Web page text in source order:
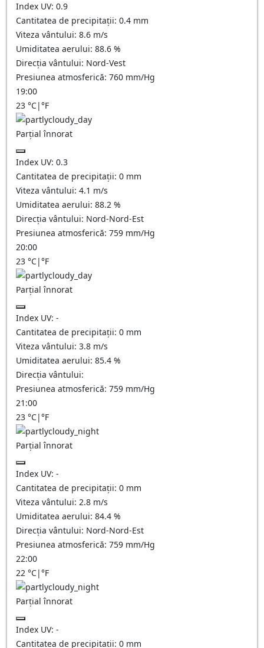
Index UV: 0.9
Cantitatea de precipitații: 0.4 mm
Viteza vântului: 8.6 m/s
Umiditatea aerului: 88.6 %
Direcția vântului: Nord-Vest
Presiunea atmosferică: 760 mm/Hg
19:00
23 °C|°F
Parțial înnorat
Index UV: 0.3
Cantitatea de precipitații: 0 mm
Viteza vântului: 4.1 m/s
Umiditatea aerului: 88.2 %
Direcția vântului: Nord-Nord-Est
Presiunea atmosferică: 759 mm/Hg
20:00
23 °C|°F
Parțial înnorat
Index UV: -
Cantitatea de precipitații: 0 mm
Viteza vântului: 3.8 m/s
Umiditatea aerului: 85.4 %
Direcția vântului:
Presiunea atmosferică: 759 mm/Hg
21:00
23 °C|°F
Parțial înnorat
Index UV: -
Cantitatea de precipitații: 0 mm
Viteza vântului: 2.8 m/s
Umiditatea aerului: 84.4 %
Direcția vântului: Nord-Nord-Est
Presiunea atmosferică: 759 mm/Hg
22:00
22 °C|°F
Parțial înnorat
Index UV: -
Cantitatea de precipitații: 0 mm